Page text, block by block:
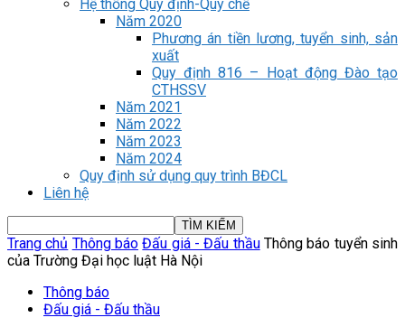
Hệ thống Quy định-Quy chế
Năm 2020
Phương án tiền lương, tuyển sinh, sản
xuất
Quy định 816 – Hoạt động Đào tạo
CTHSSV
Năm 2021
Năm 2022
Năm 2023
Năm 2024
Quy định sử dụng quy trình BĐCL
Liên hệ
Trang chủ Thông báo Đấu giá - Đấu thầu Thông báo tuyển sinh
của Trường Đại học luật Hà Nội
Thông báo
Đấu giá - Đấu thầu